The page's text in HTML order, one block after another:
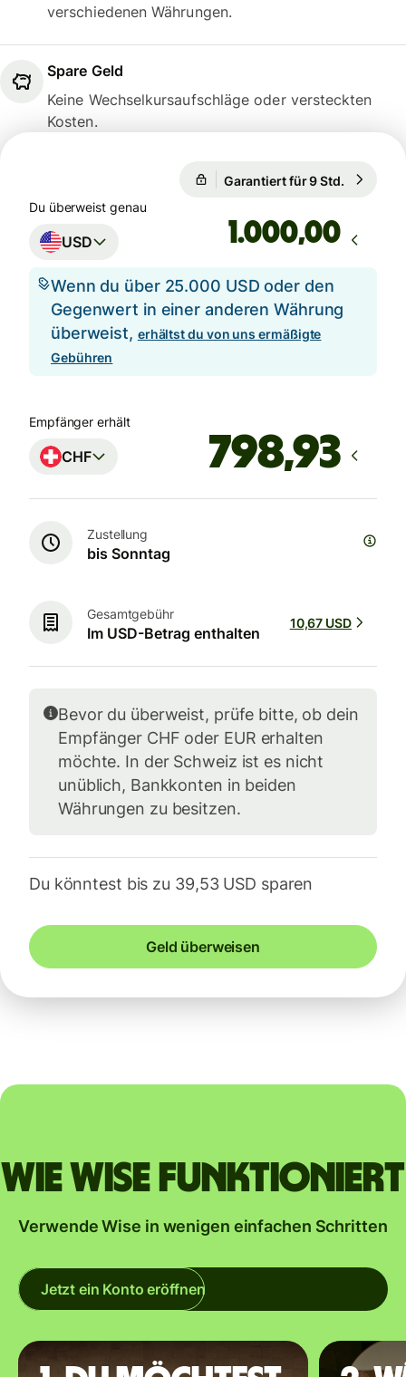
verschiedenen Währungen.
Spare Geld
Keine Wechselkursaufschläge oder versteckten
Kosten.
Garantiert für 9 Std.
Du überweist genau
USD ,00
Wenn du über 25.000 USD oder den
Gegenwert in einer anderen Währung
überweist, erhältst du von uns ermäßigte
Gebühren
Empfänger erhält
CHF
Zustellung
bis Sonntag
Gesamtgebühr
Im USD-Betrag enthalten
10,67 USD
Bevor du überweist, prüfe bitte, ob dein
Empfänger CHF oder EUR erhalten
möchte. In der Schweiz ist es nicht
unüblich, Bankkonten in beiden
Währungen zu besitzen.
Du könntest bis zu 39,53 USD sparen
Geld überweisen
Wie Wise funktioniert
Verwende Wise in wenigen einfachen Schritten
Jetzt ein Konto eröffnen